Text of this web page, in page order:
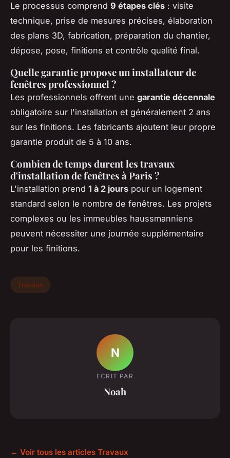
Le processus comprend 9 étapes clés : visite
technique, prise de mesures précises, élaboration
des plans 3D, fabrication, préparation du chantier,
dépose, pose, finitions et contrôle qualité final.
Quelle garantie propose un installateur de
fenêtres professionnel ?
Les professionnels offrent une garantie décennale
obligatoire sur l'installation et généralement 2 ans
sur les finitions. Les fabricants ajoutent leur propre
garantie produit de 5 à 10 ans.
Combien de temps durent les travaux
d'installation de fenêtres à Paris ?
L'installation prend 1 à 2 jours pour un logement
standard selon le nombre de fenêtres. Les projets
complexes ou les immeubles haussmanniens
peuvent nécessiter une journée supplémentaire
pour les finitions.
Travaux
N
ECRIT PAR
Noah
← Voir tous les articles Travaux